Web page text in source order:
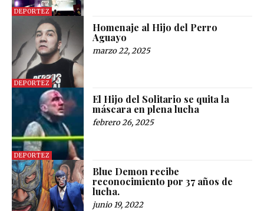
DEPORTEZ
DEPORTEZ
Homenaje al Hijo del Perro
Aguayo
marzo 22, 2025
DEPORTEZ
El Hijo del Solitario se quita la
máscara en plena lucha
febrero 26, 2025
Blue Demon recibe
reconocimiento por 37 años de
lucha.
junio 19, 2022